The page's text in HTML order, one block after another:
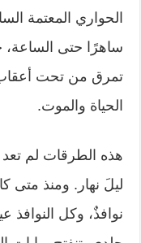
الحواري المعتمة
ساهرًا حتى
تمرق من تحت أعقاب
الحياة والموت.
هذه الطرقات لم تعد
ليلَ نهار. ومنذ متى
نوافذٌ، وكل